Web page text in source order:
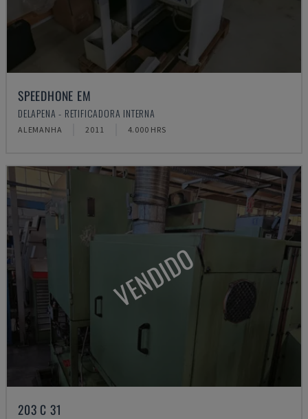
SPEEDHONE EM
DELAPENA - RETIFICADORA INTERNA
ALEMANHA 2011 4.000 HRS
VENDIDO
203 C 31